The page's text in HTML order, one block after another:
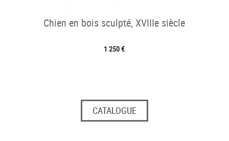
Chien en bois sculpté, XVIIIe siècle
1 250 €
CATALOGUE